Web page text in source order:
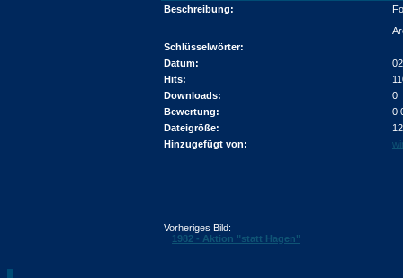
Beschreibung:
Schlüsselwörter:
Datum:
Hits:
Downloads:
0
Bewertung:
Dateigröße:
Hinzugefügt von:
Vorheriges Bild:
1982 - Aktion "statt Hagen"